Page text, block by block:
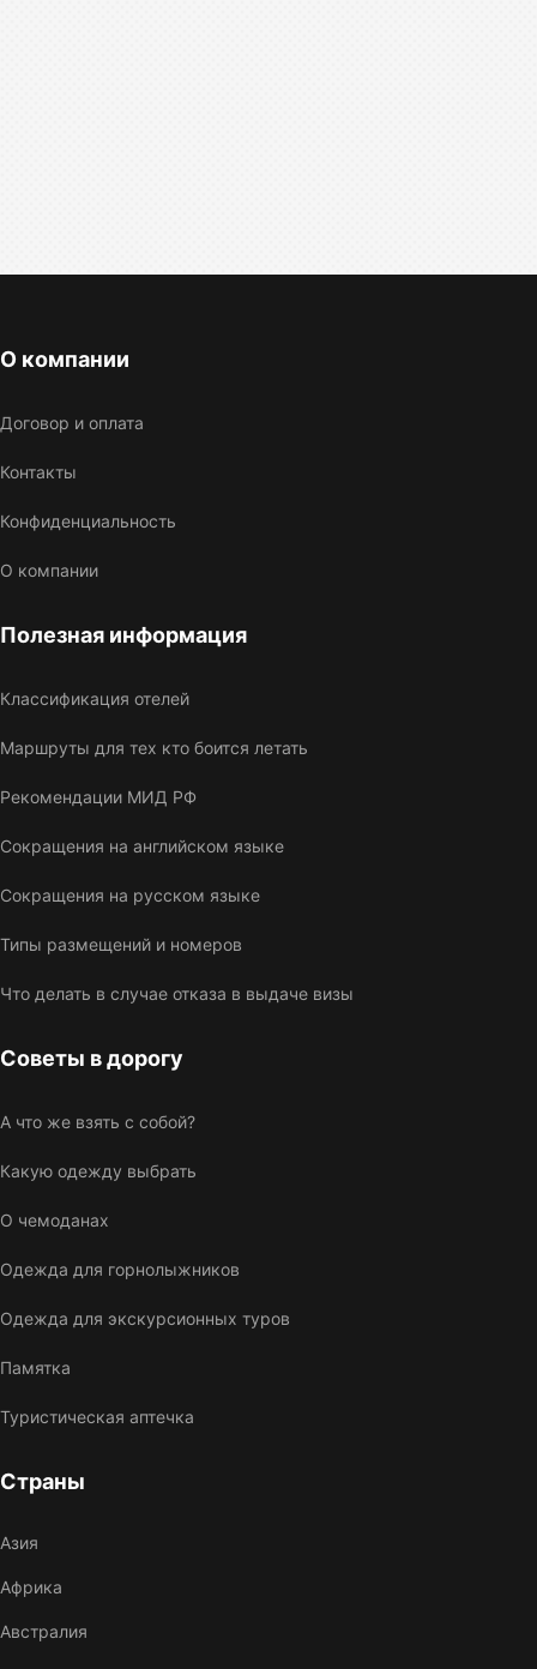
О компании
Договор и оплата
Контакты
Конфиденциальность
О компании
Полезная информация
Классификация отелей
Маршруты для тех кто боится летать
Рекомендации МИД РФ
Сокращения на английском языке
Сокращения на русском языке
Типы размещений и номеров
Что делать в случае отказа в выдаче визы
Советы в дорогу
А что же взять с собой?
Какую одежду выбрать
О чемоданах
Одежда для горнолыжников
Одежда для экскурсионных туров
Памятка
Туристическая аптечка
Страны
Азия
Африка
Австралия